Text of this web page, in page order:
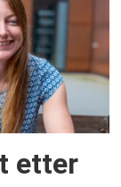
etter